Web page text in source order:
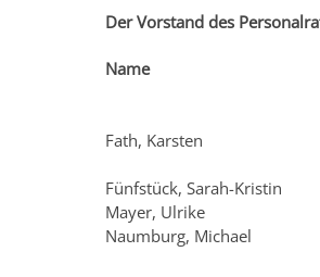
Der Vorstand des
Name
Fath, Karsten
Fünfstück, Sarah-Kristin
Mayer, Ulrike
Naumburg, Michael